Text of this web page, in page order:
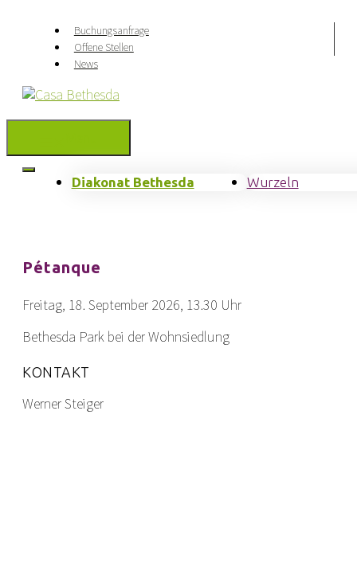
Buchungsanfrage
Offene Stellen
News
Diakonat Bethesda Wurzeln
Pétanque
Freitag, 18. September 2026, 13.30 Uhr
Bethesda Park bei der Wohnsiedlung
KONTAKT
Werner Steiger